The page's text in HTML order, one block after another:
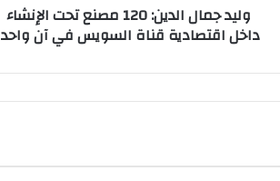
وليد جمال الدين: 120 مصنع تحت الإنشاء
داخل اقتصادية قناة السويس في آن واحد